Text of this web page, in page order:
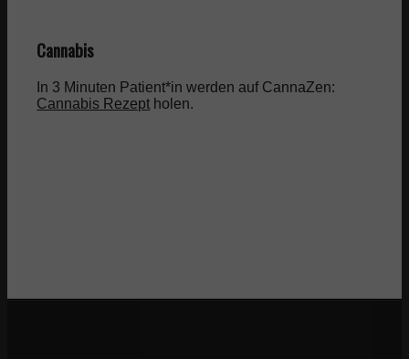
Cannabis
In 3 Minuten Patient*in werden auf CannaZen:
Cannabis Rezept holen.